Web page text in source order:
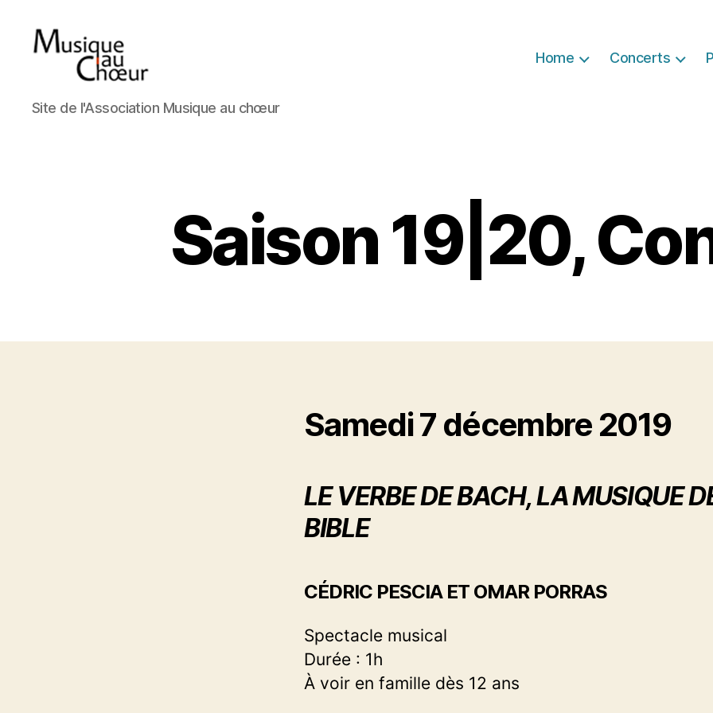
Musique
au
Site de l'Association Musique au chœur
Home Concerts
Saison 19|20,
Samedi 7 décembre 2019
LE VERBE DE BACH, LA MUSIQUE
BIBLE
CÉDRIC PESCIA ET OMAR PORRAS
Spectacle musical
Durée : 1h
À voir en famille dès 12 ans